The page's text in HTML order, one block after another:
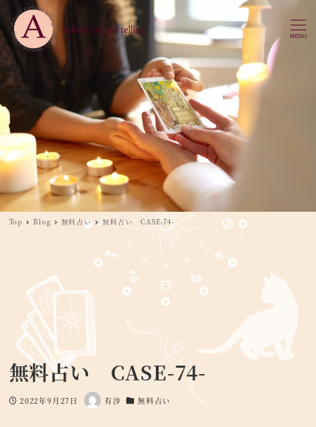
MENU
Top Blog 無料占い 無料占い CASE-74-
無料占い CASE-74-
投稿日
2022年9月27日
著
有沙
カテゴリー
無料占い